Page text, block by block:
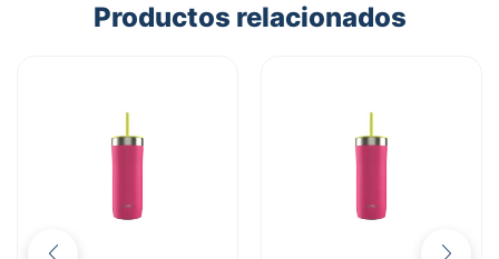
Productos relacionados